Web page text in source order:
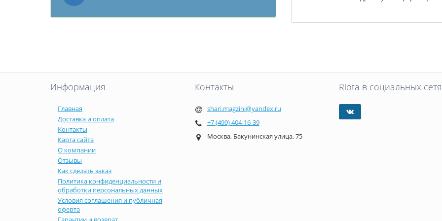
Информация
Главная
Доставка и оплата
Контакты
Карта сайта
О компании
Отзывы
Как сделать заказ
Политика конфиденциальности и
обработки персональных данных
Условия соглашения и публичная
оферта
Контакты
shari.magzini@yandex.ru
+7 (499) 404-16-39
Москва, Бакунинская улица, 75
Riota в социальных